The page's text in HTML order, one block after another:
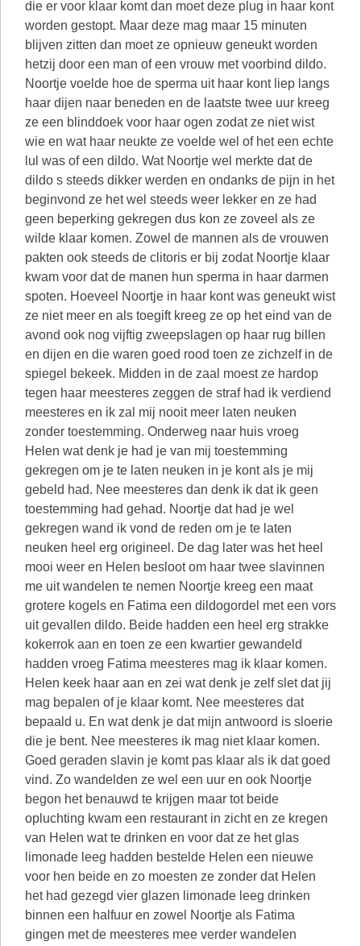
die er voor klaar komt dan moet deze plug in haar kont
worden gestopt. Maar deze mag maar 15 minuten
blijven zitten dan moet ze opnieuw geneukt worden
hetzij door een man of een vrouw met voorbind dildo.
Noortje voelde hoe de sperma uit haar kont liep langs
haar dijen naar beneden en de laatste twee uur kreeg
ze een blinddoek voor haar ogen zodat ze niet wist
wie en wat haar neukte ze voelde wel of het een echte
lul was of een dildo. Wat Noortje wel merkte dat de
dildo s steeds dikker werden en ondanks de pijn in het
beginvond ze het wel steeds weer lekker en ze had
geen beperking gekregen dus kon ze zoveel als ze
wilde klaar komen. Zowel de mannen als de vrouwen
pakten ook steeds de clitoris er bij zodat Noortje klaar
kwam voor dat de manen hun sperma in haar darmen
spoten. Hoeveel Noortje in haar kont was geneukt wist
ze niet meer en als toegift kreeg ze op het eind van de
avond ook nog vijftig zweepslagen op haar rug billen
en dijen en die waren goed rood toen ze zichzelf in de
spiegel bekeek. Midden in de zaal moest ze hardop
tegen haar meesteres zeggen de straf had ik verdiend
meesteres en ik zal mij nooit meer laten neuken
zonder toestemming. Onderweg naar huis vroeg
Helen wat denk je had je van mij toestemming
gekregen om je te laten neuken in je kont als je mij
gebeld had. Nee meesteres dan denk ik dat ik geen
toestemming had gehad. Noortje dat had je wel
gekregen wand ik vond de reden om je te laten
neuken heel erg origineel. De dag later was het heel
mooi weer en Helen besloot om haar twee slavinnen
me uit wandelen te nemen Noortje kreeg een maat
grotere kogels en Fatima een dildogordel met een vors
uit gevallen dildo. Beide hadden een heel erg strakke
kokerrok aan en toen ze een kwartier gewandeld
hadden vroeg Fatima meesteres mag ik klaar komen.
Helen keek haar aan en zei wat denk je zelf slet dat jij
mag bepalen of je klaar komt. Nee meesteres dat
bepaald u. En wat denk je dat mijn antwoord is sloerie
die je bent. Nee meesteres ik mag niet klaar komen.
Goed geraden slavin je komt pas klaar als ik dat goed
vind. Zo wandelden ze wel een uur en ook Noortje
begon het benauwd te krijgen maar tot beide
opluchting kwam een restaurant in zicht en ze kregen
van Helen wat te drinken en voor dat ze het glas
limonade leeg hadden bestelde Helen een nieuwe
voor hen beide en zo moesten ze zonder dat Helen
het had gezegd vier glazen limonade leeg drinken
binnen een halfuur en zowel Noortje als Fatima
gingen met de meesteres mee verder wandelen